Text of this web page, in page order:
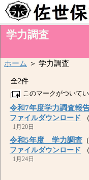
学力調査
ホーム ＞ 学力調査
全2件
このマークがついて
令和7年度学力調査報
ファイルダウンロード
1月20日
令和5年度 学力調査
ファイルダウンロード
1月24日